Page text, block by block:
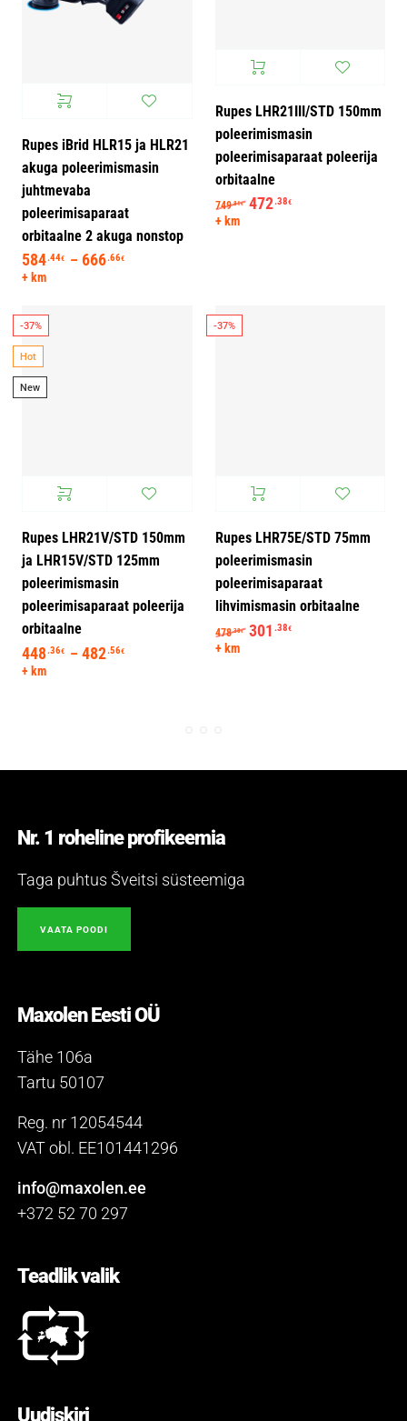
Rupes iBrid HLR15 ja HLR21
akuga poleerimismasin
juhtmevaba
poleerimisaparaat
orbitaalne 2 akuga nonstop
584.44€ – 666.66€
+ km
Rupes LHR21III/STD 150mm
poleerimismasin
poleerimisaparaat poleerija
orbitaalne
749.81€ Algne hind oli: 749.81€.
472.38€
+ km
-37%
Hot
New
Rupes LHR21V/STD 150mm
ja LHR15V/STD 125mm
poleerimismasin
poleerimisaparaat poleerija
orbitaalne
448.36€ – 482.56€ Hinnavahemik: 448.36€ kuni 482.56€
+ km
-37%
Rupes LHR75E/STD 75mm
poleerimismasin
poleerimisaparaat
lihvimismasin orbitaalne
478.38€ Algne hind oli: 478.38€.
301 .38€
+ km
Nr. 1 roheline profikeemia
Taga puhtus Šveitsi süsteemiga
VAATA POODI
Maxolen Eesti OÜ
Tähe 106a
Tartu 50107
Reg. nr 12054544
VAT obl. EE101441296
info@maxolen.ee
+372 52 70 297
Teadlik valik
Uudiskiri